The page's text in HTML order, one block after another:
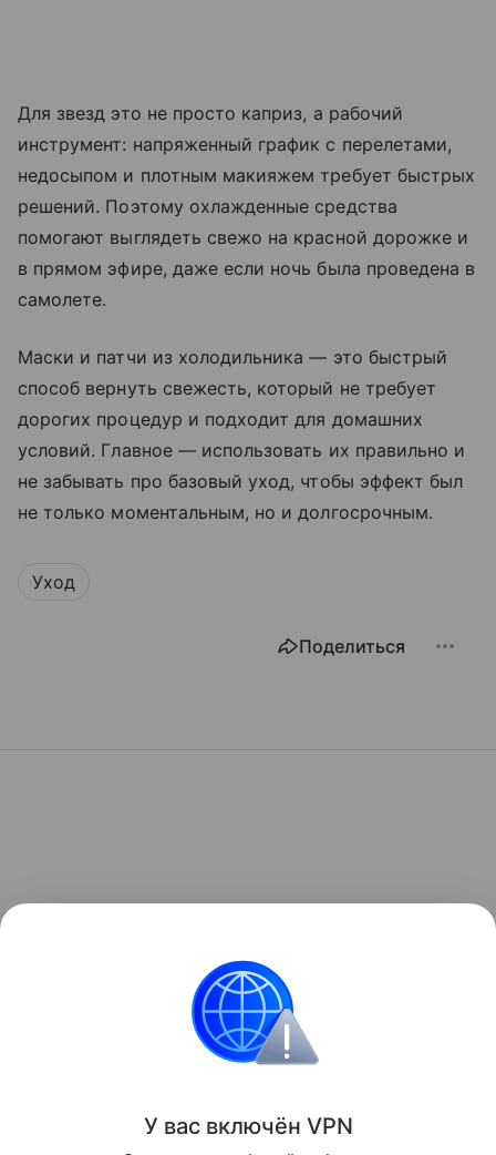
Для звезд это не просто каприз, а рабочий
инструмент: напряженный график с перелетами,
недосыпом и плотным макияжем требует быстрых
решений. Поэтому охлажденные средства
помогают выглядеть свежо на красной дорожке и
в прямом эфире, даже если ночь была проведена в
самолете.
Маски и патчи из холодильника — это быстрый
способ вернуть свежесть, который не требует
дорогих процедур и подходит для домашних
условий. Главное — использовать их правильно и
не забывать про базовый уход, чтобы эффект был
не только моментальным, но и долгосрочным.
Уход
Поделиться
У вас включён VPN